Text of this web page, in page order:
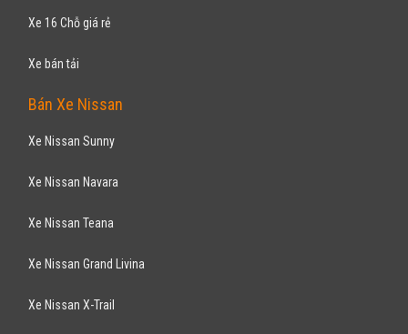
Xe 16 Chỗ giá rẻ
Xe bán tải
Bán Xe Nissan
Xe Nissan Sunny
Xe Nissan Navara
Xe Nissan Teana
Xe Nissan Grand Livina
Xe Nissan X-Trail